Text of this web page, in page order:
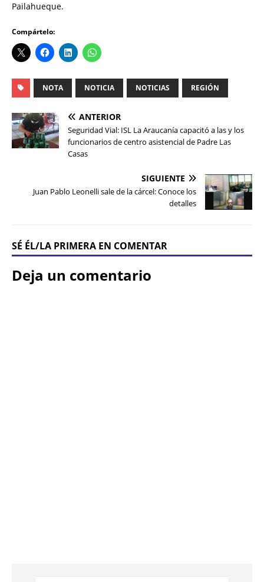
Pailahueque.
Compártelo:
NOTA NOTICIA NOTICIAS REGIÓN
ANTERIOR
Seguridad Vial: ISL La Araucanía capacitó a las y los
funcionarios de centro asistencial de Padre Las
Casas
SIGUIENTE
Juan Pablo Leonelli sale de la cárcel: Conoce los
detalles
SÉ ÉL/LA PRIMERA EN COMENTAR
Deja un comentario